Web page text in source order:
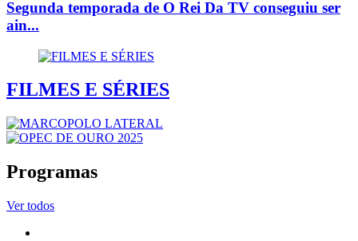
Segunda temporada de O Rei Da TV conseguiu ser
ain...
FILMES E SÉRIES
Programas
Ver todos